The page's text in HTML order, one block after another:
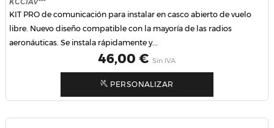
KIT PRO de comunicación para instalar en casco abierto de vuelo
libre. Nuevo diseño compatible con la mayoría de las radios
aeronáuticas. Se instala rápidamente y...
Precio
46,00 € Sin IVA
PERSONALIZAR